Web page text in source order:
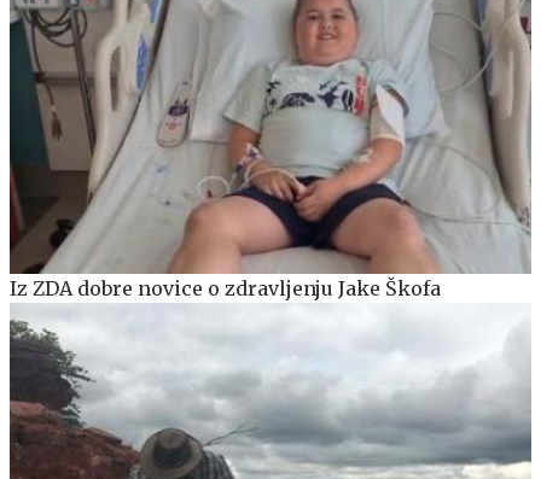
Iz ZDA dobre novice o zdravljenju Jake Škofa